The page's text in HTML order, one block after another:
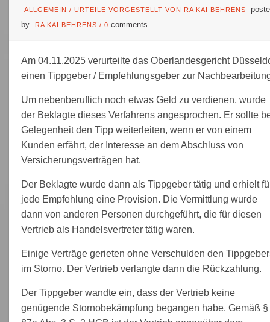
ALLGEMEIN / URTEILE VORGESTELLT VON RA KAI BEHRENS
by
RA KAI BEHRENS / 0 comments
Am 04.11.2025 verurteilte das Oberlandesgericht
einen Tippgeber / Empfehlungsgeber zur
Um nebenberuflich noch etwas Geld zu verdienen, wurde
der Beklagte dieses Verfahrens angesprochen. Er sollte
Gelegenheit den Tipp weiterleiten, wenn er von einem
Kunden erfährt, der Interesse an dem Abschluss von
Versicherungsverträgen hat.
Der Beklagte wurde dann als Tippgeber tätig und erhielt
jede Empfehlung eine Provision. Die Vermittlung wurde
dann von anderen Personen durchgeführt, die für diesen
Vertrieb als Handelsvertreter tätig waren.
Einige Verträge gerieten ohne Verschulden den
im Storno. Der Vertrieb verlangte dann die Rückzahlung.
Der Tippgeber wandte ein, dass der Vertrieb keine
genügende Stornobekämpfung begangen habe. Gemäß §